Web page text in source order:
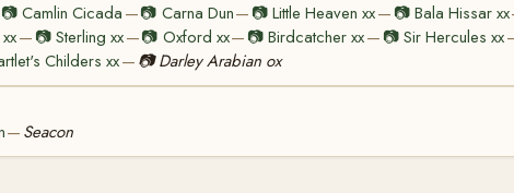
📷Camlin Cicada —📷 Carna Dun— 📷Little Heaven xx— 📷 Bala Hissar xx
— 📷Sterling xx—📷 Oxford xx— 📷Birdcatcher xx— 📷Sir Hercules xx
Childers xx— 📷 Darley Arabian ox
— Seacon